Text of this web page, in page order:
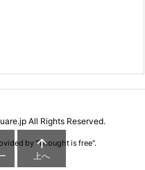
All Rights Reserved.
by "Thought is free".

上へ